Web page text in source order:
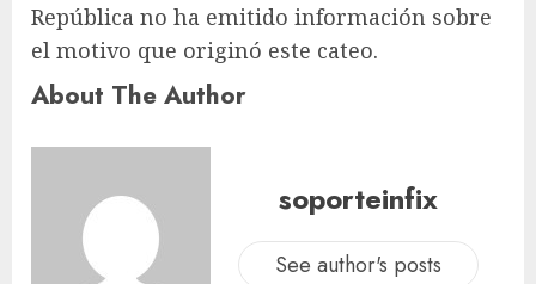
República no ha emitido información sobre
el motivo que originó este cateo.
About The Author
soporteinfix
See author's posts